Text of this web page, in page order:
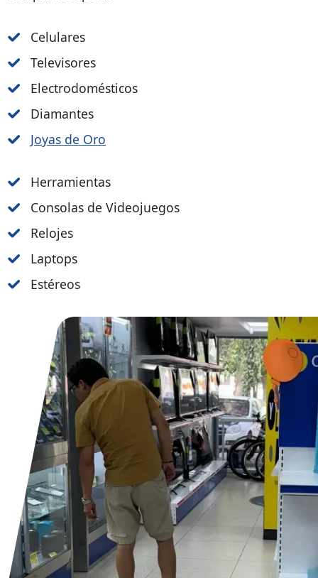
Celulares
Televisores
Electrodomésticos
Diamantes
Joyas de Oro
Herramientas
Consolas de Videojuegos
Relojes
Laptops
Estéreos